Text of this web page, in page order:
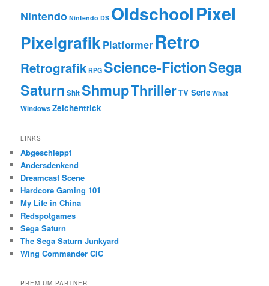
Nintendo Nintendo DS OldschoolPixel
Pixelgrafik Platformer Retro
Retrografik RPG Science-FictionSega
Saturn ShitShmupThrillerTV Serie What
WindowsZeichentrick
LINKS
Abgeschleppt
Andersdenkend
Dreamcast Scene
Hardcore Gaming 101
My Life in China
Redspotgames
Sega Saturn
The Sega Saturn Junkyard
Wing Commander CIC
PREMIUM PARTNER